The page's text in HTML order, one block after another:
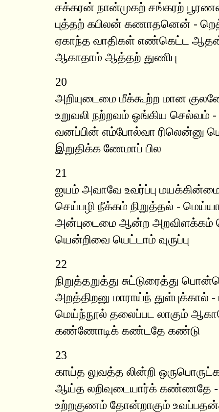
சக்கரன் நான்முகற் சங்கரற்
புத்தற் கபிலன் கணாதனென் -
ஏகாந்த வாதிகள் எண்கெட்ட
ஆகாதாம் ஆத்தற் துணிபு
20
அறியுடைமை மீக்கூற்ற மான
உறுவலி நற்றவம் ஓங்கிய செல்வம்
வனப்பின் எம்போல்வா ரிலென்னு
இறுதிக்க ணேமாப் பில
21
ஐயம் அவாவே உவர்ப்பு
செய்பழி நீக்கம் நிறுத்தல் -
அன்புடைமை ஆன்ற அறவிளக்கம்
யென்றிவை யெட்டாம் வுருப்பு
22
நிறுத்தறுத்து சுட்டுரைத்து
அறத்திறனு மாராய்ந் துள்புக்கால் -
மெய்ந்நூல் தலைப்பட லாகும்
கண்ணோடிக் கண்டதே கண்டு
23
காய்த லுவத்த லின்றி
ஆய்த லறிவுடையார்க்
உற்றகுணம் தோன்றாகும்